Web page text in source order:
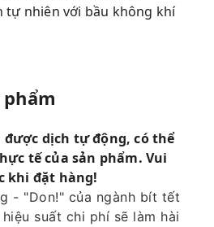
tự nhiên với bầu không khí
được dịch tự động, có thể
tế của sản phẩm. Vui
khi đặt hàng!
- "Don!" của ngành bít tết
suất chi phí sẽ làm hài